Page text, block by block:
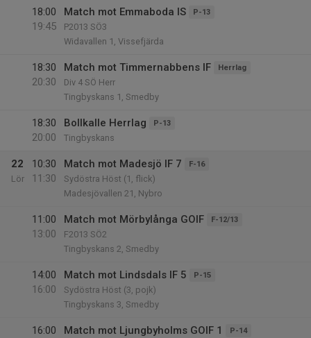
18:00
19:45
Match mot Emmaboda IS P-13
P2013 SÖ3
Widavallen 1, Vissefjärda
18:30
20:30
Match mot Timmernabbens IF Herrlag
Div 4 SÖ Herr
Tingbyskans 1, Smedby
18:30
20:00
Bollkalle Herrlag P-13
Tingbyskans
22
Lör
10:30
11:30
Match mot Madesjö IF 7 F-16
Sydöstra Höst (1, flick)
Madesjövallen 21, Nybro
11:00
13:00
Match mot Mörbylånga GOIF F-12/13
F2013 SÖ2
Tingbyskans 2, Smedby
14:00
16:00
Match mot Lindsdals IF 5 P-15
Sydöstra Höst (3, pojk)
Tingbyskans 3, Smedby
16:00
Match mot Ljungbyholms GOIF 1 P-14